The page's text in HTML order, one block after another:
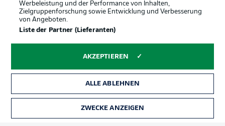
Rechtliche Hinweise
Datenschutz Nutzungsbedingungen
Kontakt
Jobs Impressum
AGB
Werbeleistung und der Performance von Inhalten,
Zielgruppenforschung sowie Entwicklung und Verbesserung
von Angeboten.
Liste der Partner (Lieferanten)
AKZEPTIEREN
ALLE ABLEHNEN
ZWECKE ANZEIGEN